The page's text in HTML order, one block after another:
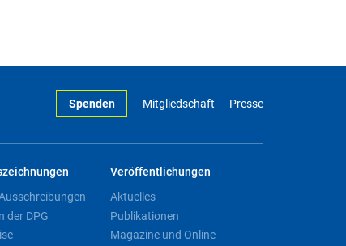
Spenden Mitgliedschaft Presse
der DPG
Veröffentlichungen
Aktuelles
Publikationen
Magazine und Online-